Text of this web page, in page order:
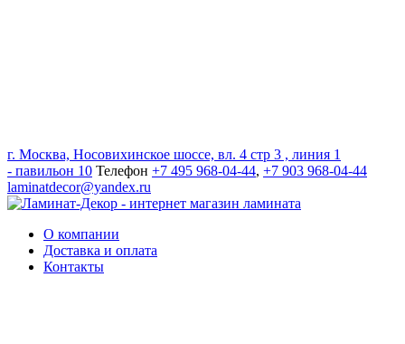
г. Москва, Носовихинское шоссе, вл. 4 стр 3 , линия 1
- павильон 10 Телефон +7 495 968-04-44, +7 903 968-04-44
laminatdecor@yandex.ru
О компании
Доставка и оплата
Контакты